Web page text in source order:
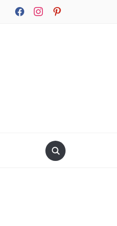
facebookinstagrampinterest